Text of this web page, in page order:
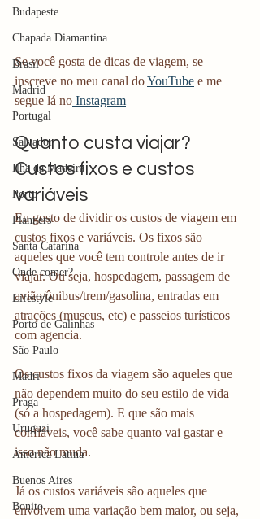
Budapeste
Chapada Diamantina
Brasil
Madrid
Portugal
Salvador
Ilha da Madeira
Porto
Planners
Santa Catarina
Onde comer?
Lifestyle
Porto de Galinhas
São Paulo
Madri
Praga
Uruguai
América Latina
Buenos Aires
Bonito
Se você gosta de dicas de viagem, se
inscreve no meu canal do YouTube e me
segue lá no Instagram
Quanto custa viajar?
Custos fixos e custos
variáveis
Eu gosto de dividir os custos de viagem em
custos fixos e variáveis. Os fixos são
aqueles que você tem controle antes de ir
viajar. Ou seja, hospedagem, passagem de
avião/ônibus/trem/gasolina, entradas em
atrações (museus, etc) e passeios turísticos
com agencia.
Os custos fixos da viagem são aqueles que
não dependem muito do seu estilo de vida
(só a hospedagem). E que são mais
confiáveis, você sabe quanto vai gastar e
isso não muda.
Já os custos variáveis são aqueles que
envolvem uma variação bem maior, ou seja,